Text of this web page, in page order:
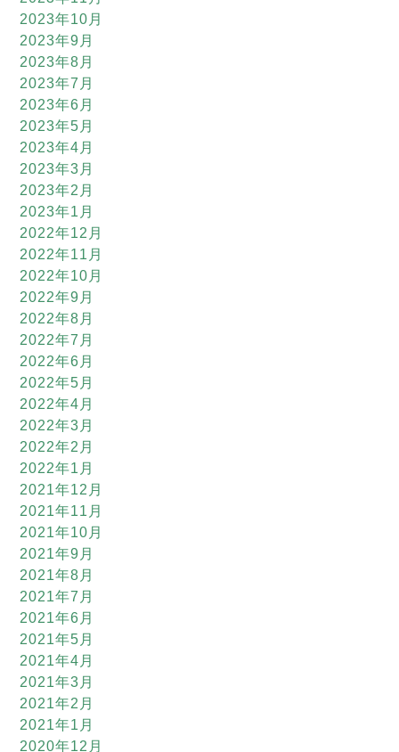
2023年10月
2023年9月
2023年8月
2023年7月
2023年6月
2023年5月
2023年4月
2023年3月
2023年2月
2023年1月
2022年12月
2022年11月
2022年10月
2022年9月
2022年8月
2022年7月
2022年6月
2022年5月
2022年4月
2022年3月
2022年2月
2022年1月
2021年12月
2021年11月
2021年10月
2021年9月
2021年8月
2021年7月
2021年6月
2021年5月
2021年4月
2021年3月
2021年2月
2021年1月
2020年12月